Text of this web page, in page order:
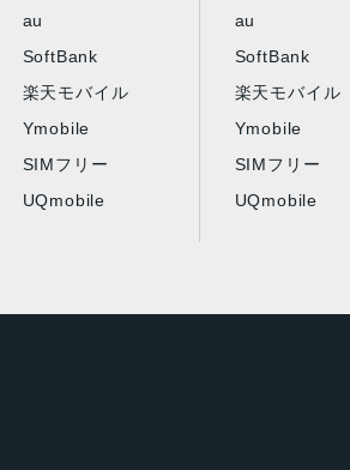
au
SoftBank
楽天モバイル
Ymobile
SIMフリー
UQmobile
au
SoftBank
楽天モバイル
Ymobile
SIMフリー
UQmobile